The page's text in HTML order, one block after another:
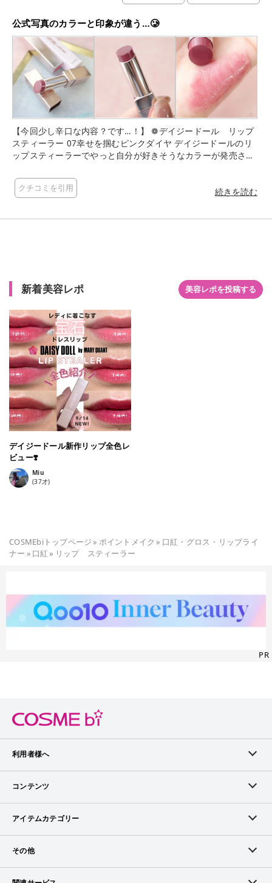
公式写真のカラーと印象が違う…🥲
【今回少し辛口な内容？です…！】 ❁デイジードール リップ
スティーラー 07幸せを掴むピンクダイヤ デイジードールのリ
ップスティーラーでやっと自分が好きそうなカラーが発売され
ップは色持ちがそこそこあって好きなんだけど、新作のカラー
が時間経過によって蛍光っぽくなるのは私だけなのでしょう
デイジードール #リップスティーラー #幸せを掴むピンクダ
イヤ #リップ #プチプラコスメ #コスメ #正直レビュー #
ブルベ夏 #コスメ紹介 #コスメ購入品 #コスメ好きさんとつ
ながりたい
クチコミを引用 続きを読む
新着美容レポ 美容レポを投稿する
デイジードール新作リップ全色レ
ビュー❣️
Miu
(37才)
COSMEbiトップページ» ポイントメイク » 口紅・グロス・リップライ
ナー » 口紅» リップ スティーラー
PR
利用者様へ
メンバーログイン
メンバー会員について
アイテム掲載リクエスト
コンテンツ
ランキング
ブランドから探す
アイテムカテゴリー
スキンケア
その他
お問い合わせ（ブランド様）